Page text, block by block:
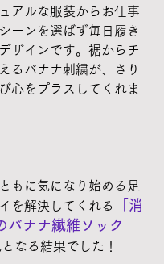
アルな服装からお仕事
ーンを選ばず毎日履き
ザインです。裾からチ
るバナナ刺繍が、さり
心をプラスしてくれま
もに気になり始める足
を解決してくれる
「消
バナナ繊維ソック
なる結果でした！